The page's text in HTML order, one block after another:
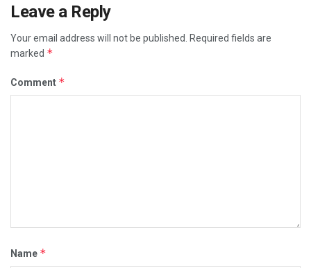
Leave a Reply
Your email address will not be published.
Required fields are
marked *
Comment *
Name *